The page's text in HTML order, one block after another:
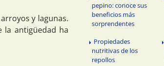
y lagunas.
la antigüedad ha
pepino: conoce sus
beneficios más
sorprendentes
Propiedades
nutritivas de los
repollos